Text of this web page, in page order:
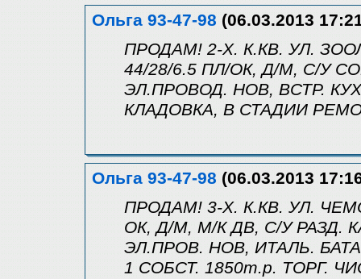
Ольга 93-47-98 (06.03.2013
ПРОДАМ! 2-Х. К.КВ. УЛ.
44/28/6.5 ПЛ/ОК, Д/М, С/У
ЭЛ.ПРОВОД. НОВ, ВСТР.
КЛАДОВКА, В СТАДИИ
Ольга 93-47-98 (06.03.2013
ПРОДАМ! 3-Х. К.КВ. УЛ.
ОК, Д/М, М/К ДВ, С/У РАЗД.
ЭЛ.ПРОВ. НОВ, ИТАЛЬ.
1 СОБСТ. 1850т.р. ТОРГ.